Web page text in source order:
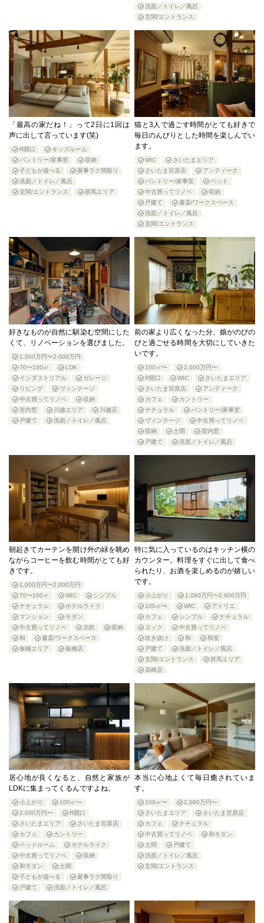
洗面／トイレ／風呂
玄関/エントランス
「最高の家だね！」って2日に1回は
声に出して言っています(笑)
R開口
キッズルーム
パントリー/家事室
収納
子どもが遊べる
家事ラク間取り
洗面／トイレ／風呂
玄関/エントランス
群馬エリア
猫と3人で過ごす時間がとても好きで
毎日のんびりとした時間を楽しんでい
ます。
WIC
さいたまエリア
さいたま宮原店
アンティーク
パントリー/家事室
ペット
中古買ってリノベ
収納
戸建て
書斎/ワークスペース
洗面／トイレ／風呂
玄関/エントランス
好きなものが自然に馴染む空間にした
くて、リノベーションを選びました。
1,000万円〜2,000万円
70〜100㎡
LDK
インダストリアル
ガレージ
リビング
ヴィンテージ
中古買ってリノベ
収納
室内窓
川越エリア
川越店
戸建て
洗面／トイレ／風呂
前の家より広くなった分、娘がのびの
びと過ごせる時間を大切にしていきた
いです。
100㎡〜
2,000万円〜
R開口
WIC
さいたまエリア
さいたま宮原店
アンティーク
カフェ
カントリー
ナチュラル
パントリー/家事室
ヴィンテージ
中古買ってリノベ
収納
土間
室内窓
戸建て
洗面／トイレ／風呂
朝起きてカーテンを開け外の緑を眺め
ながらコーヒーを飲む時間がとても好
きです。
1,000万円〜2,000万円
70〜100㎡
WIC
シンプル
ナチュラル
ホテルライク
マンション
モダン
中古買ってリノベ
北欧
収納
和
書斎/ワークスペース
板橋エリア
板橋店
特に気に入っているのはキッチン横の
カウンター。料理をすぐに出して食べ
られたり、お酒を楽しめるのが嬉しい
です。
小上がり
1,000万円〜2,000万円
100㎡〜
WIC
アトリエ
カフェ
シンプル
ナチュラル
ヌック
中古買ってリノベ
吹き抜け
和
和室
戸建て
洗面／トイレ／風呂
玄関/エントランス
群馬エリア
高崎店
居心地が良くなると、自然と家族が
LDKに集まってくるんですよね。
小上がり
100㎡〜
2,000万円〜
R開口
さいたまエリア
さいたま宮原店
カフェ
カントリー
ベッドルーム
ホテルライク
中古買ってリノベ
収納
和モダン
土間
子どもが遊べる
家事ラク間取り
戸建て
洗面／トイレ／風呂
本当に心地よくて毎日癒されていま
す。
100㎡〜
2,000万円〜
さいたまエリア
さいたま宮原店
カフェ
ナチュラル
中古買ってリノベ
和モダン
土間
戸建て
洗面／トイレ／風呂
玄関/エントランス